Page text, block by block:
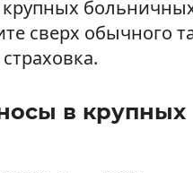
больничных
сверх обычного
в крупных